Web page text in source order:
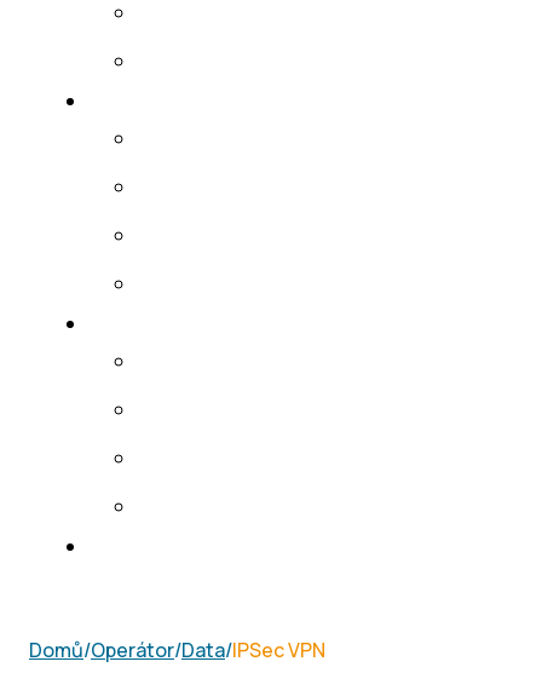
Domů/Operátor/Data/IPSec VPN